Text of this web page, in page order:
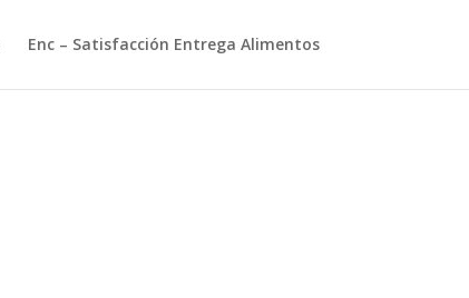
Enc – Satisfacción Entrega Alimentos